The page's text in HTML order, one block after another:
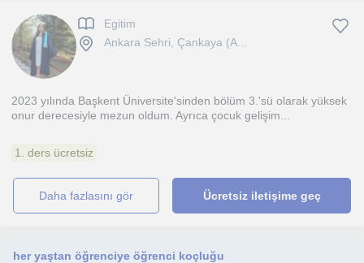
Egitim
Ankara Sehri, Çankaya (A...
2023 yılında Başkent Üniversite'sinden bölüm 3.'sü olarak yüksek
onur derecesiyle mezun oldum. Ayrıca çocuk gelişim...
1. ders ücretsiz
daha fazlasını gör Ücretsiz iletişime geç
her yaştan öğrenciye öğrenci koçluğu